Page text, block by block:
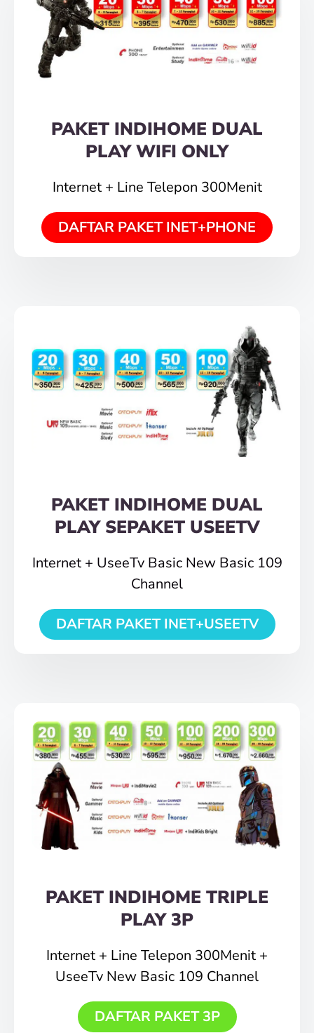
PAKET INDIHOME DUAL
PLAY WIFI ONLY
Internet + Line Telepon 300Menit
DAFTAR PAKET INET+PHONE
PAKET INDIHOME DUAL
PLAY SEPAKET USEETV
Internet + UseeTv Basic New Basic 109
Channel
DAFTAR PAKET INET+USEETV
PAKET INDIHOME TRIPLE
PLAY 3P
Internet + Line Telepon 300Menit +
UseeTv New Basic 109 Channel
DAFTAR PAKET 3P